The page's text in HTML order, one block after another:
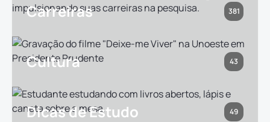
Carreiras 381
Cultura 43
Dicas de Estudo 49